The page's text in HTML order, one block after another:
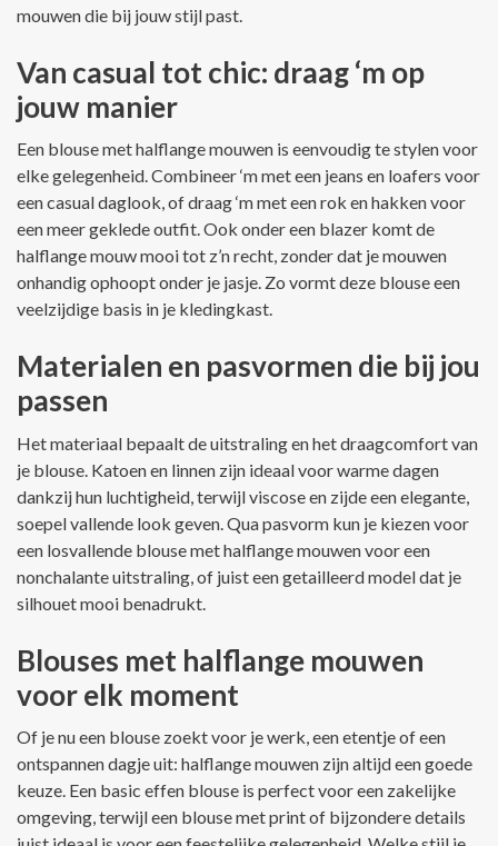
mouwen die bij jouw stijl past.
Van casual tot chic: draag ‘m op
jouw manier
Een blouse met halflange mouwen is eenvoudig te stylen voor
elke gelegenheid. Combineer ‘m met een jeans en loafers voor
een casual daglook, of draag ‘m met een rok en hakken voor
een meer geklede outfit. Ook onder een blazer komt de
halflange mouw mooi tot z’n recht, zonder dat je mouwen
onhandig ophoopt onder je jasje. Zo vormt deze blouse een
veelzijdige basis in je kledingkast.
Materialen en pasvormen die bij jou
passen
Het materiaal bepaalt de uitstraling en het draagcomfort van
je blouse. Katoen en linnen zijn ideaal voor warme dagen
dankzij hun luchtigheid, terwijl viscose en zijde een elegante,
soepel vallende look geven. Qua pasvorm kun je kiezen voor
een losvallende blouse met halflange mouwen voor een
nonchalante uitstraling, of juist een getailleerd model dat je
silhouet mooi benadrukt.
Blouses met halflange mouwen
voor elk moment
Of je nu een blouse zoekt voor je werk, een etentje of een
ontspannen dagje uit: halflange mouwen zijn altijd een goede
keuze. Een basic effen blouse is perfect voor een zakelijke
omgeving, terwijl een blouse met print of bijzondere details